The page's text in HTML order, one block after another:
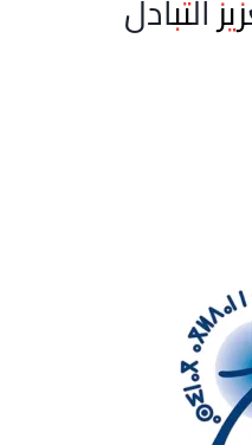
التبادل